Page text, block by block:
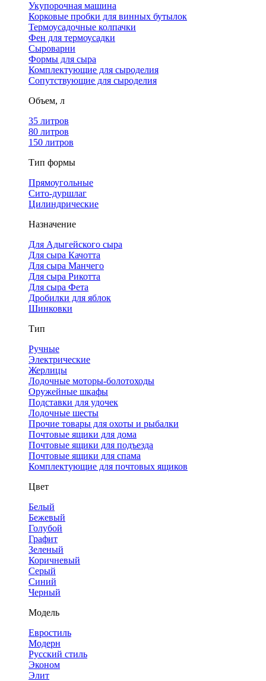
Укупорочная машина
Корковые пробки для винных бутылок
Термоусадочные колпачки
Фен для термоусадки
Сыроварни
Формы для сыра
Комплектующие для сыроделия
Сопутствующие для сыроделия
Объем, л
35 литров
80 литров
150 литров
Тип формы
Прямоугольные
Сито-дуршлаг
Цилиндрические
Назначение
Для Адыгейского сыра
Для сыра Качотта
Для сыра Манчего
Для сыра Рикотта
Для сыра Фета
Дробилки для яблок
Шинковки
Тип
Ручные
Электрические
Жерлицы
Лодочные моторы-болотоходы
Оружейные шкафы
Подставки для удочек
Лодочные шесты
Прочие товары для охоты и рыбалки
Почтовые ящики для дома
Почтовые ящики для подъезда
Почтовые ящики для спама
Комплектующие для почтовых ящиков
Цвет
Белый
Бежевый
Голубой
Графит
Зеленый
Коричневый
Серый
Синий
Черный
Модель
Евростиль
Модерн
Русский стиль
Эконом
Элит